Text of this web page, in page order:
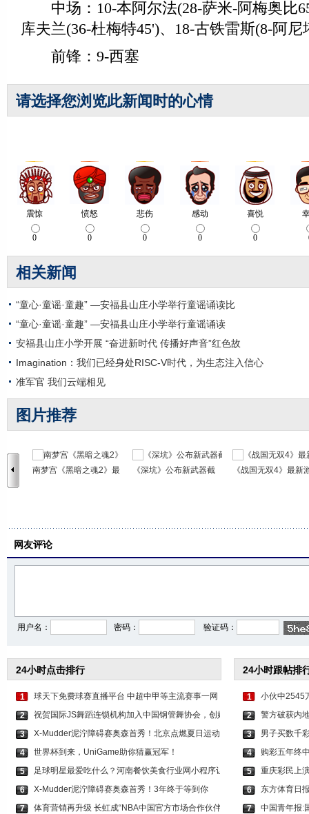
中场：10-本阿尔法(28-萨米-阿梅奥比
库夫兰(36-杜梅特45')、18-古铁雷斯(8-阿尼
前锋：9-西塞
请选择您浏览此新闻时的心情
相关新闻
“童心·童谣·童趣” —安福县山庄小学举行童谣诵读比
“童心·童谣·童趣” —安福县山庄小学举行童谣诵读
安福县山庄小学开展 “奋进新时代 传播好声音”红色故
Imagination：我们已经身处RISC-V时代，为生态注入信心
准军官 我们云端相见
图片推荐
南梦宫《黑暗之魂2》最 《深坑》公布新武器截 《战国无双4》最新
网友评论
用户名： 密码： 验证码：
24小时点击排行
1
球天下免费球赛直播平台 中超中甲等主流赛事一网
2
祝贺国际JS舞蹈连锁机构加入中国钢管舞协会，创始
3
X-Mudder泥泞障碍赛奥森首秀！北京点燃夏日运动激
4
世界杯到来，UniGame助你猜赢冠军！
5
足球明星最爱吃什么？河南餐饮美食行业网小程序让
6
X-Mudder泥泞障碍赛奥森首秀！3年终于等到你
7
体育营销再升级 长虹成“NBA中国官方市场合作伙伴
24小时跟帖排
1
小伙中2545
2
警方破获内
3
男子买数千
4
购彩五年终
5
重庆彩民上
6
东方体育日
7
中国青年报: